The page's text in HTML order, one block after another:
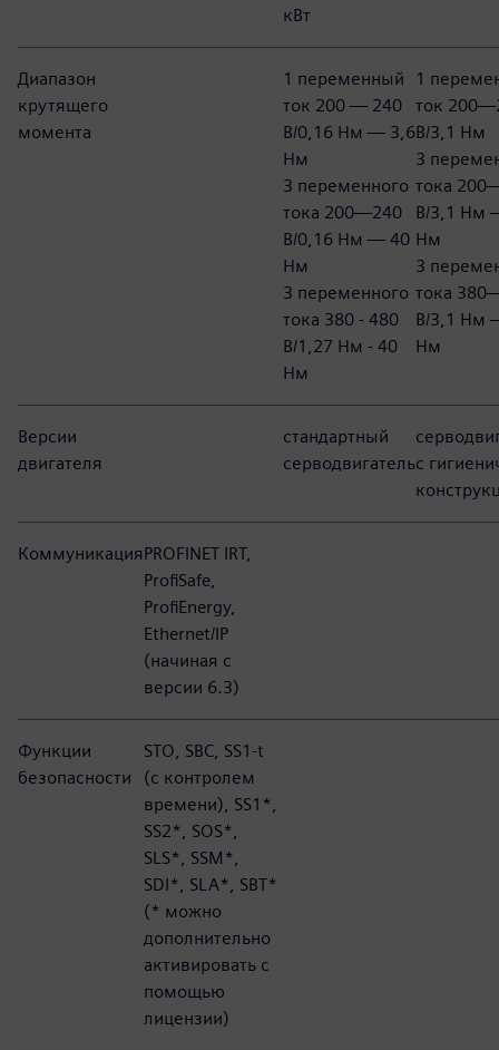
кВт
Диапазон
крутящего
момента
1 переменный
ток 200 — 240
В/0,16 Нм — 3,6
Нм
3 переменного
тока 200—240
В/0,16 Нм — 40
Нм
3 переменного
тока 380 - 480
В/1,27 Нм - 40
Нм
1
ток
В/3,1 Нм
3
тока
В/3,1 Нм
Нм
3
тока
В/3,1 Нм
Нм
Версии
двигателя
стандартный
серводвигательс
КоммуникацияPROFINET IRT,
ProfiSafe,
ProfiEnergy,
Ethernet/IP
(начиная с
версии 6.3)
Функции
безопасности
STO, SBC, SS1-t
(с контролем
времени), SS1*,
SS2*, SOS*,
SLS*, SSM*,
SDI*, SLA*, SBT*
(* можно
дополнительно
активировать с
помощью
лицензии)